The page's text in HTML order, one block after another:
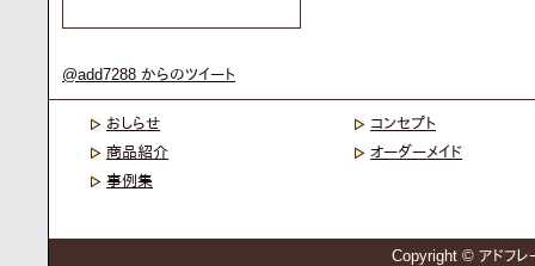
@add7288 からのツイート
おしらせ
商品紹介
事例集
コンセプト
オーダーメイド
Copyright © アドフレ